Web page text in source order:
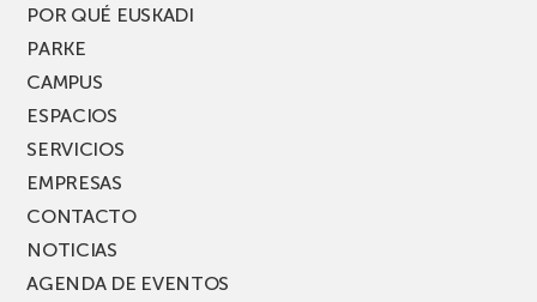
PARKEA
MUSIK
POR QUÉ EUSKADI
PARKE
CAMPUS
ESPACIOS
SERVICIOS
EMPRESAS
CONTACTO
NOTICIAS
AGENDA DE EVENTOS